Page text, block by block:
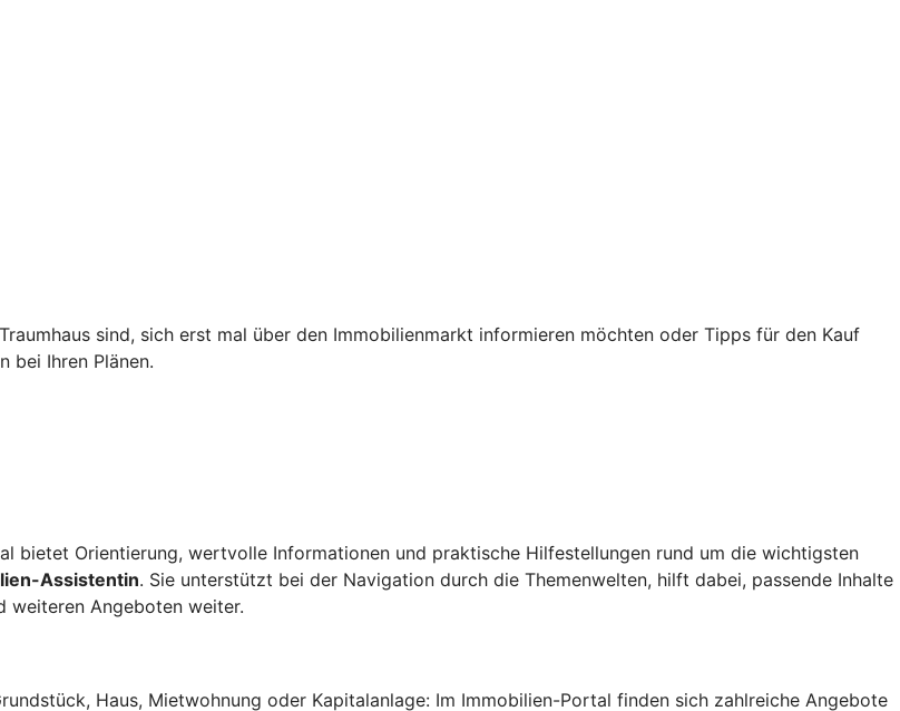
sind, sich erst mal über den Immobilienmarkt informieren möchten oder Tipps für den Kauf
bei Ihren Plänen.
bietet Orientierung, wertvolle Informationen und praktische Hilfestellungen rund um die wichtigsten
Assistentin. Sie unterstützt bei der Navigation durch die Themenwelten, hilft dabei, passende Inhalte
weiteren Angeboten weiter.
Haus, Mietwohnung oder Kapitalanlage: Im Immobilien-Portal finden sich zahlreiche Angebote